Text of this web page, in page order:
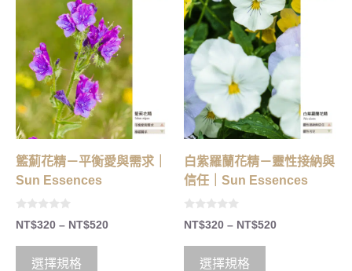
籃薊花精－平衡愛與需求｜
Sun Essences
0
o
t
NT$320 – NT$520
選擇規格
白紫羅蘭花精－靈性接納與
信任｜Sun Essences
0
o
t
NT$320 – NT$520
選擇規格